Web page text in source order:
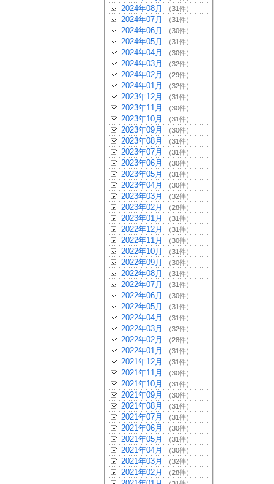
2024年08月 （31件）
2024年07月 （31件）
2024年06月 （30件）
2024年05月 （31件）
2024年04月 （30件）
2024年03月 （32件）
2024年02月 （29件）
2024年01月 （32件）
2023年12月 （31件）
2023年11月 （30件）
2023年10月 （31件）
2023年09月 （30件）
2023年08月 （31件）
2023年07月 （31件）
2023年06月 （30件）
2023年05月 （31件）
2023年04月 （30件）
2023年03月 （32件）
2023年02月 （28件）
2023年01月 （31件）
2022年12月 （31件）
2022年11月 （30件）
2022年10月 （31件）
2022年09月 （30件）
2022年08月 （31件）
2022年07月 （31件）
2022年06月 （30件）
2022年05月 （31件）
2022年04月 （31件）
2022年03月 （32件）
2022年02月 （28件）
2022年01月 （31件）
2021年12月 （31件）
2021年11月 （30件）
2021年10月 （31件）
2021年09月 （30件）
2021年08月 （31件）
2021年07月 （31件）
2021年06月 （30件）
2021年05月 （31件）
2021年04月 （30件）
2021年03月 （32件）
2021年02月 （28件）